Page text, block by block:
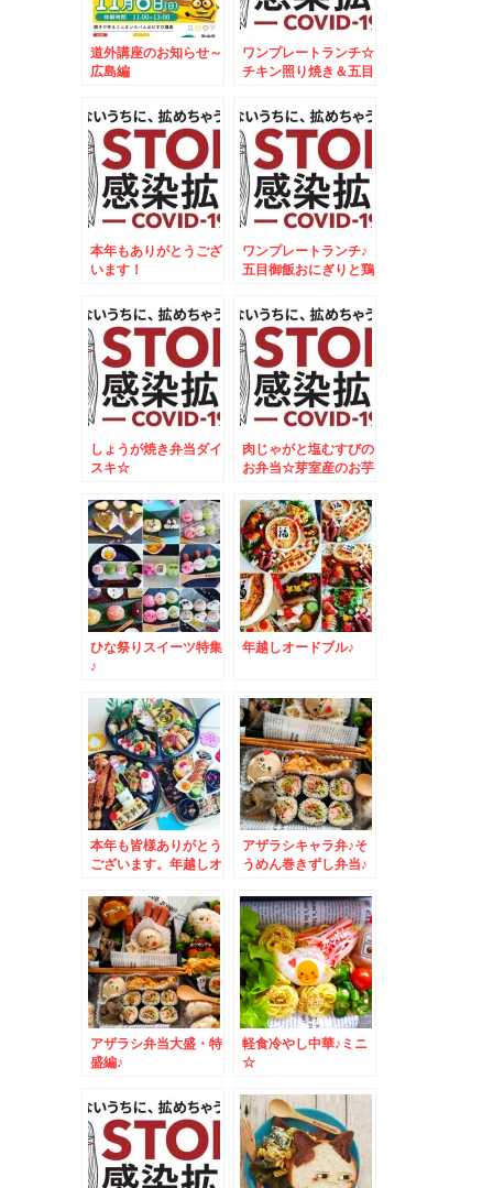
道外講座のお知らせ～
広島編
ワンプレートランチ☆
チキン照り焼き＆五目
ート☆
本年もありがとうござ
います！
ワンプレートランチ♪
五目御飯おにぎりと鶏
しょうが焼き弁当ダイ
スキ☆
肉じゃがと塩むすびの
お弁当☆芽室産のお芋
～＾＾
ひな祭りスイーツ特集
♪
年越しオードブル♪
本年も皆様ありがとう
ございます。年越しオ
アザラシキャラ弁♪そ
うめん巻きずし弁当♪
アザラシ弁当大盛・特
盛編♪
軽食冷やし中華♪ミニ
☆